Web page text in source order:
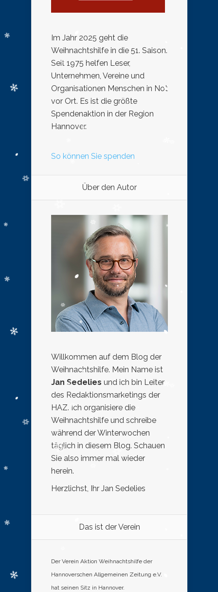
Im Jahr 2025 geht die
Weihnachtshilfe in die 51. Saison.
Seit 1975 helfen Leser,
Unternehmen, Vereine und
Organisationen Menschen in Not
vor Ort. Es ist die größte
Spendenaktion in der Region
Hannover.
So können Sie spenden
Über den Autor
Willkommen auf dem Blog der
Weihnachtshilfe. Mein Name ist
Jan Sedelies und ich bin Leiter
des Redaktionsmarketings der
HAZ. Ich organisiere die
Weihnachtshilfe und schreibe
während der Winterwochen
täglich in diesem Blog. Schauen
Sie also immer mal wieder
herein.
Herzlichst, Ihr Jan Sedelies
Das ist der Verein
Der Verein Aktion Weihnachtshilfe der
Hannoverschen Allgemeinen Zeitung e.V.
hat seinen Sitz in Hannover.